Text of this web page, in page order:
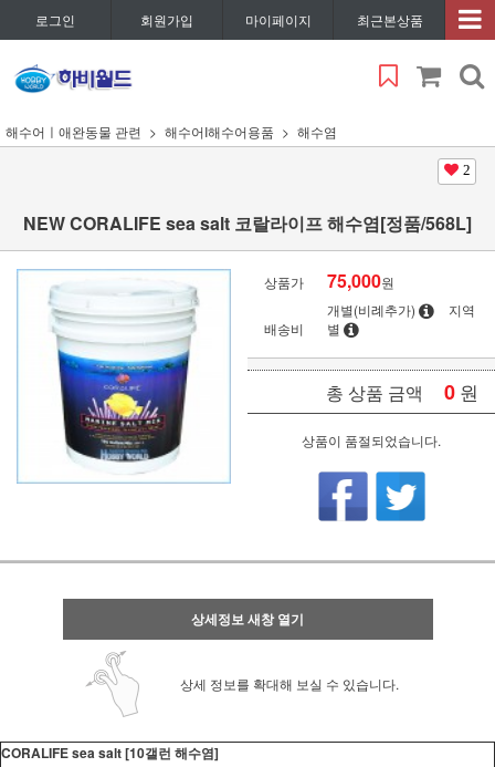
로그인 회원가입 마이페이지 최근본상품
해수어ㅣ애완동물 관련 해수어I해수어용품 해수염
2
NEW CORALIFE sea salt 코랄라이프 해수염[정품/568L]
상품가 75,000원
배송비
개별(비례추가)
지역
별
총 상품 금액 0 원
상품이 품절되었습니다.
상세정보 새창 열기
상세 정보를 확대해 보실 수 있습니다.
CORALIFE sea salt [10갤런 해수염]